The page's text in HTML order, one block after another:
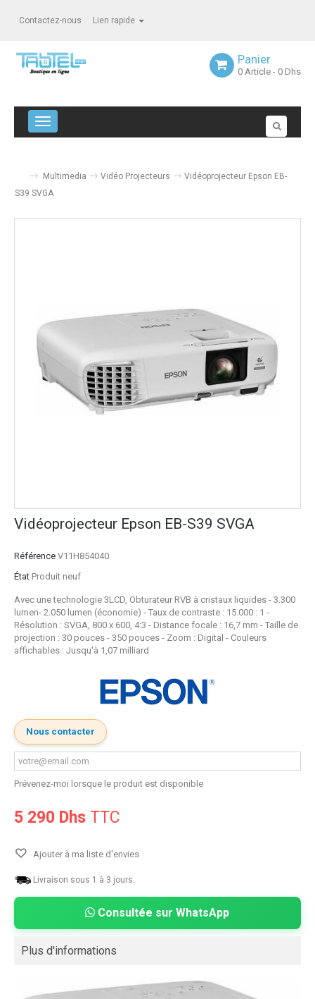
Contactez-nous Lien rapide
Panier
0 Article - 0 Dhs
Navigation bascule
Multimedia Vidéo Projecteurs
Vidéoprojecteur Epson EB-
S39 SVGA
Vidéoprojecteur Epson EB-S39 SVGA
Référence V11H854040
État Produit neuf
Avec une technologie 3LCD, Obturateur RVB à cristaux liquides - 3.300
lumen- 2.050 lumen (économie) - Taux de contraste : 15.000 : 1 -
Résolution : SVGA, 800 x 600, 4:3 - Distance focale : 16,7 mm - Taille de
projection : 30 pouces - 350 pouces - Zoom : Digital - Couleurs
affichables : Jusqu'à 1,07 milliard
Nous contacter
Prévenez-moi lorsque le produit est disponible
5 290 Dhs TTC
Ajouter à ma liste d'envies
Livraison sous 1 à 3 jours.
Consultée sur WhatsApp
Plus d'informations